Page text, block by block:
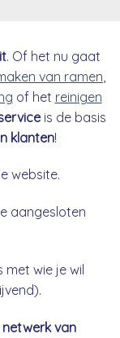
. Of het nu gaat
van ramen
of het reinigen
is de basis
klanten!
website.
aangesloten
wie je wil
van